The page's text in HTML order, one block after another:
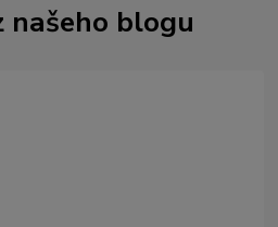
našeho blogu